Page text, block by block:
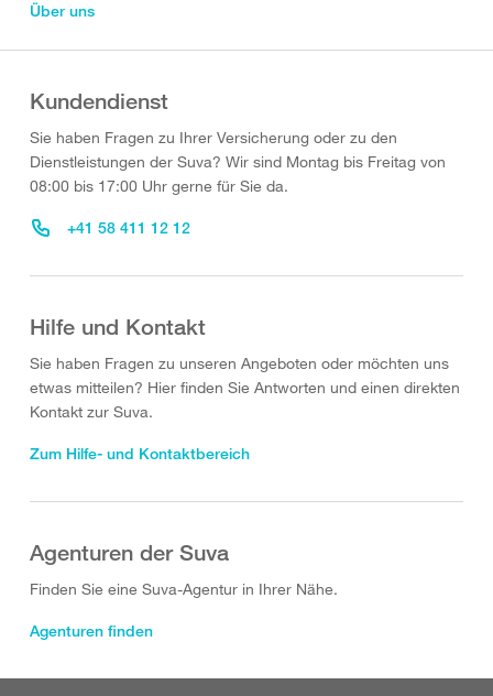
Über uns
Kundendienst
Sie haben Fragen zu Ihrer Versicherung oder zu den
Dienstleistungen der Suva? Wir sind Montag bis Freitag von
08:00 bis 17:00 Uhr gerne für Sie da.
+41 58 411 12 12
Hilfe und Kontakt
Sie haben Fragen zu unseren Angeboten oder möchten uns
etwas mitteilen? Hier finden Sie Antworten und einen direkten
Kontakt zur Suva.
Zum Hilfe- und Kontaktbereich
Agenturen der Suva
Finden Sie eine Suva-Agentur in Ihrer Nähe.
Agenturen finden